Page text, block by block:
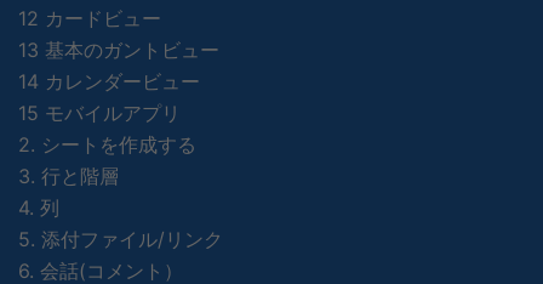
12 カードビュー
13 基本のガントビュー
14 カレンダービュー
15 モバイルアプリ
2. シートを作成する
3. 行と階層
4. 列
5. 添付ファイル/リンク
6. 会話(コメント）